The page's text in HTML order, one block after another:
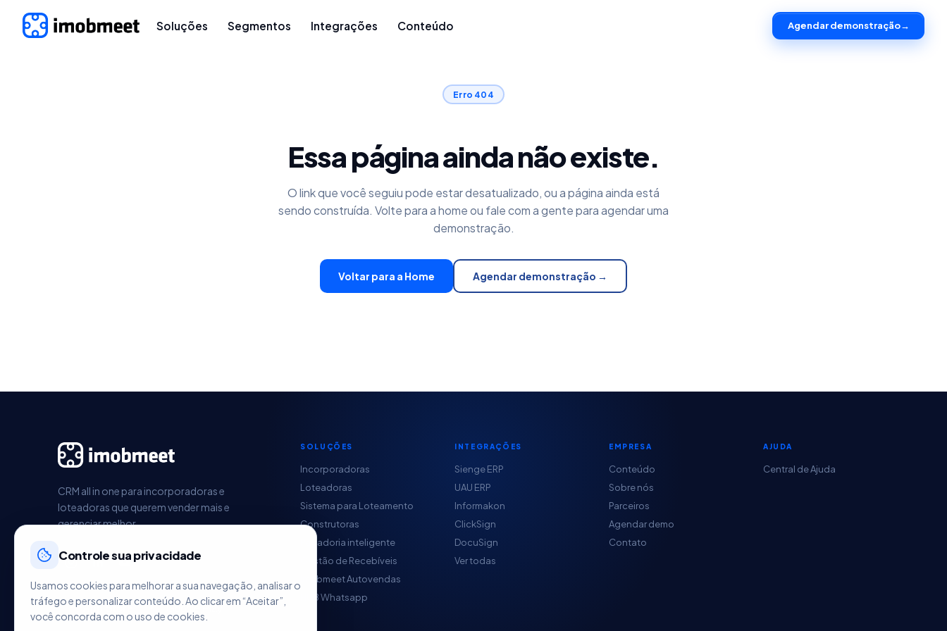
Soluções Segmentos Integrações Conteúdo Agendar demonstração→
Erro 404
Essa página ainda não existe.
O link que você seguiu pode estar desatualizado, ou a página ainda está
sendo construída. Volte para a home ou fale com a gente para agendar uma
demonstração.
Voltar para a Home Agendar demonstração →
CRM all in one para incorporadoras e
loteadoras que querem vender mais e
gerenciar melhor.
SOLUÇÕES
Incorporadoras
Loteadoras
Sistema para Loteamento
Construtoras
Pagadoria inteligente
Gestão de Recebíveis
Imobmeet Autovendas
HUB Whatsapp
INTEGRAÇÕES
Sienge ERP
UAU ERP
Informakon
ClickSign
DocuSign
Ver todas
EMPRESA
Conteúdo
Sobre nós
Parceiros
Agendar demo
Contato
AJUDA
Central de Ajuda
Controle sua privacidade
Usamos cookies para melhorar a sua navegação, analisar o
tráfego e personalizar conteúdo. Ao clicar em “Aceitar”,
você concorda com o uso de cookies.